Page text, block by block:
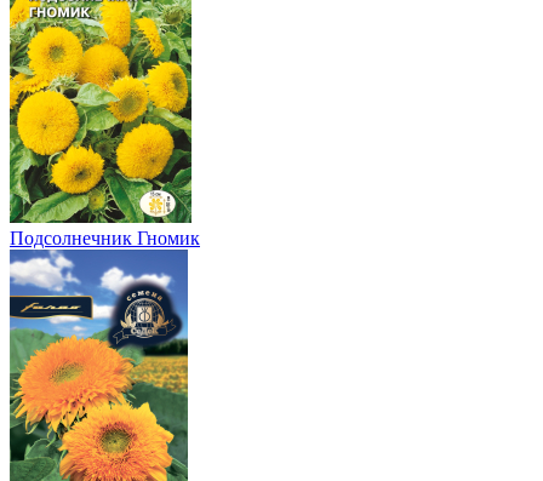
Подсолнечник Гномик